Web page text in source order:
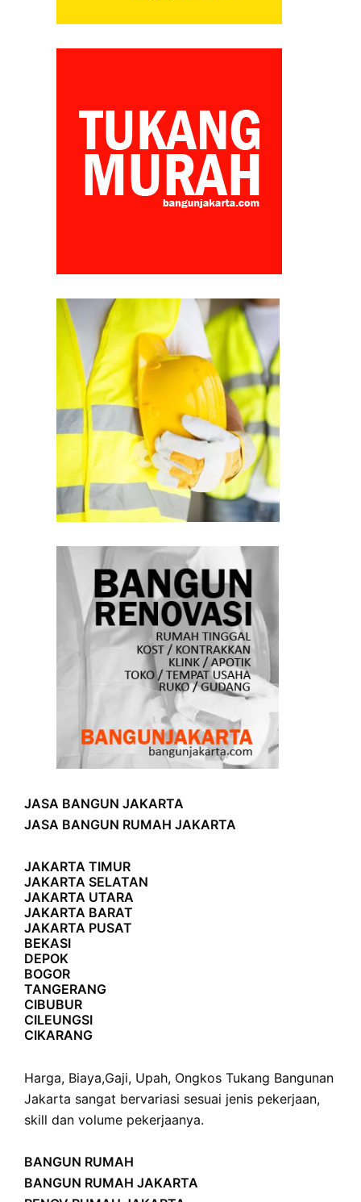
JASA BANGUN JAKARTA
JASA BANGUN RUMAH JAKARTA
JAKARTA TIMUR
JAKARTA SELATAN
JAKARTA UTARA
JAKARTA BARAT
JAKARTA PUSAT
BEKASI
DEPOK
BOGOR
TANGERANG
CIBUBUR
CILEUNGSI
CIKARANG
Harga, Biaya,Gaji, Upah, Ongkos Tukang Bangunan
Jakarta sangat bervariasi sesuai jenis pekerjaan,
skill dan volume pekerjaanya.
BANGUN RUMAH
BANGUN RUMAH JAKARTA